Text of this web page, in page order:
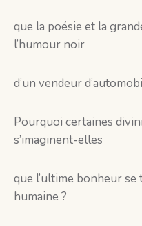
que la poésie et la
l’humour noir
d’un vendeur
Pourquoi certaines
s’imaginent-elles
que l’ultime bonheur
humaine ?